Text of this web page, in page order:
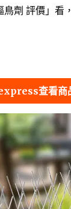
劑 評價」看
查看商